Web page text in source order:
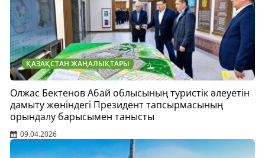
ҚАЗАҚСТАН ЖАҢАЛЫҚТАРЫ
Олжас Бектенов Абай облысының туристік әлеуетін
дамыту жөніндегі Президент тапсырмасының
орындалу барысымен танысты
09.04.2026